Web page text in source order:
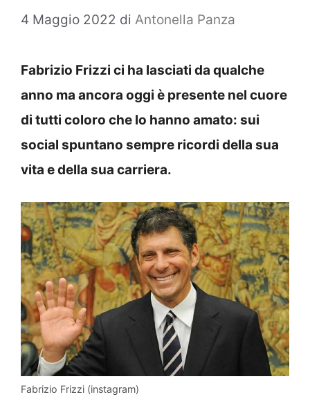
4 Maggio 2022 di Antonella Panza
Fabrizio Frizzi ci ha lasciati da qualche
anno ma ancora oggi è presente nel cuore
di tutti coloro che lo hanno amato: sui
social spuntano sempre ricordi della sua
vita e della sua carriera.
Fabrizio Frizzi (instagram)